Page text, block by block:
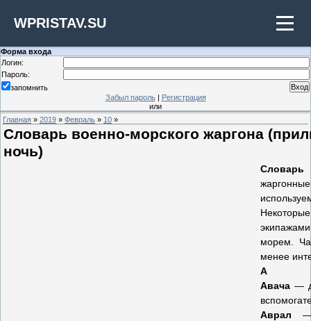
WPRISTAV.SU
Форма входа
Логин:
Пароль:
запомнить
Забыл пароль| Регистрация
или
Главная » 2019 » Февраль » 10 »
Словарь военно-морского жаргона
ночь)
Словарь
морем.
менее
А
Авача —
Аврал —